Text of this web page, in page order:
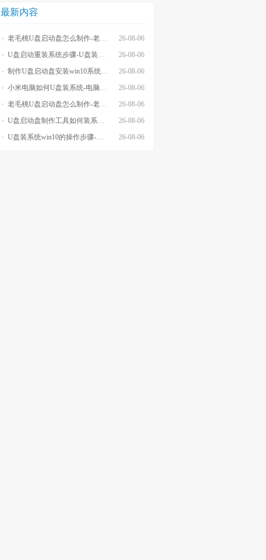
最新内容
26-08-06
老毛桃U盘启动盘怎么制作-老毛桃winpeU盘启动盘制作步骤
26-08-06
U盘启动重装系统步骤-U盘装系统步骤操作
26-08-06
制作U盘启动盘安装win10系统步骤-制作U盘启动盘安装win10系统步骤
26-08-06
小米电脑如何U盘装系统-电脑怎么U盘装系统
26-08-06
老毛桃U盘启动盘怎么制作-老毛桃U盘启动盘制作步骤
26-08-06
U盘启动盘制作工具如何装系统- U盘启动盘制作工具怎么装系统
26-08-06
U盘装系统win10的操作步骤-外星人U盘装系统win10电脑